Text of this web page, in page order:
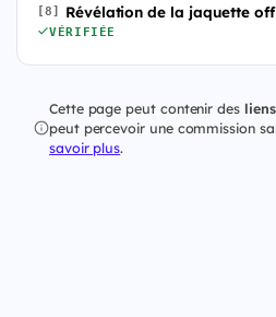
[8] Révélation de la jaquette
VÉRIFIÉE
Cette page peut contenir des
peut percevoir une commission
savoir plus.